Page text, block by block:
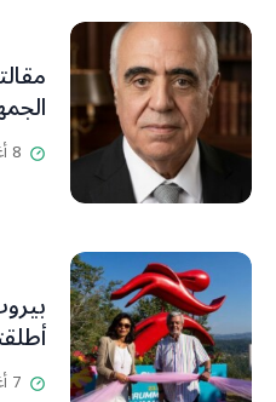
8 أغسطس، 2026
7 أغسطس، 2026